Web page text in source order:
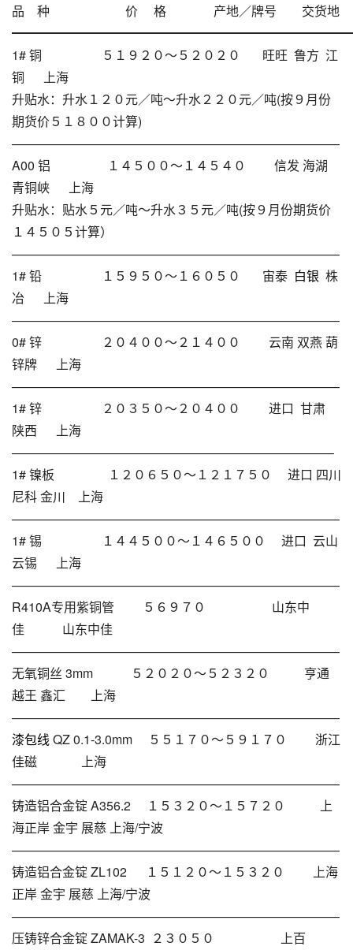
品 种 价 格 产地／牌号 交货地
1# 铜 ５１９２０～５２０２０ 旺旺 鲁方 江
铜 上海
升贴水：升水１２０元／吨～升水２２０元／吨(按９月份
期货价５１８００计算)
——————————————————————————
A00 铝 １４５００～１４５４０ 信发 海湖
青铜峡 上海
升贴水：贴水５元／吨～升水３５元／吨(按９月份期货价
１４５０５计算）
——————————————————————————
1# 铅 １５９５０～１６０５０ 宙泰 白银 株
冶 上海
——————————————————————————
0# 锌 ２０４００～２１４００ 云南 双燕 葫
锌牌 上海
——————————————————————————
1# 锌 ２０３５０～２０４００ 进口 甘肃
陕西 上海
—————————————————————————–
1# 镍板 １２０６５０～１２１７５０ 进口 四川
尼科 金川 上海
——————————————————————————
1# 锡 １４４５００～１４６５００ 进口 云山
云锡 上海
——————————————————————————
R410A专用紫铜管 ５６９７０ 山东中
佳 山东中佳
——————————————————————————
无氧铜丝 3mm ５２０２０～５２３２０ 亨通
越王 鑫汇 上海
——————————————————————————
漆包线QZ 0.1-3.0mm ５５１７０～５９１７０ 浙江
佳磁 上海
——————————————————————————
铸造铝合金锭 A356.2 １５３２０～１５７２０ 上
海正岸 金宇 展慈 上海/宁波
——————————————————————————
铸造铝合金锭 ZL102 １５１２０～１５３２０ 上海
正岸 金宇 展慈 上海/宁波
——————————————————————————
压铸锌合金锭 ZAMAK-3 ２３０５０ 上百